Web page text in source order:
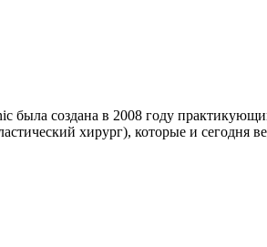
была создана в 2008 году
хирург), которые и сегодня